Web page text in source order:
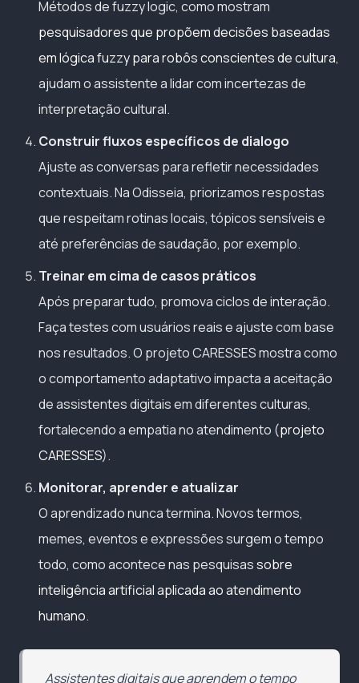
Métodos de fuzzy logic, como mostram
pesquisadores que propõem decisões baseadas
em lógica fuzzy para robôs conscientes de cultura,
ajudam o assistente a lidar com incertezas de
interpretação cultural.
Construir fluxos específicos de dialogo
Ajuste as conversas para refletir necessidades
contextuais. Na Odisseia, priorizamos respostas
que respeitam rotinas locais, tópicos sensíveis e
até preferências de saudação, por exemplo.
Treinar em cima de casos práticos
Após preparar tudo, promova ciclos de interação.
Faça testes com usuários reais e ajuste com base
nos resultados. O projeto CARESSES mostra como
o comportamento adaptativo impacta a aceitação
de assistentes digitais em diferentes culturas,
fortalecendo a empatia no atendimento (projeto
CARESSES).
Monitorar, aprender e atualizar
O aprendizado nunca termina. Novos termos,
memes, eventos e expressões surgem o tempo
todo, como acontece nas pesquisassobre
inteligência artificial aplicada ao atendimento
humano.
Assistentes digitais que aprendem o tempo